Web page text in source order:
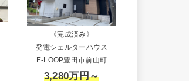
《完成済み》
発電シェルターハウス
E-LOOP豊田市前山町
3,280万円～